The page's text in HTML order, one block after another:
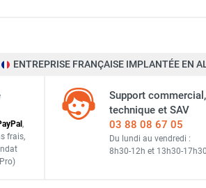
ENTREPRISE FRANÇAISE IMPLANTÉE EN
Pal ,
frais,
Support commercial,
technique et SAV
03 88 08 67 05
Du lundi au vendredi :
8h30-12h et 13h30-17h30